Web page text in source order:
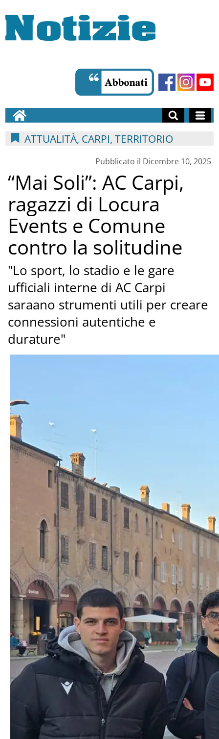
ATTUALITÀ, CARPI, TERRITORIO
Pubblicato il Dicembre 10, 2025
“Mai Soli”: AC Carpi,
ragazzi di Locura
Events e Comune
contro la solitudine
"Lo sport, lo stadio e le gare
ufficiali interne di AC Carpi
saraano strumenti utili per creare
connessioni autentiche e
durature"